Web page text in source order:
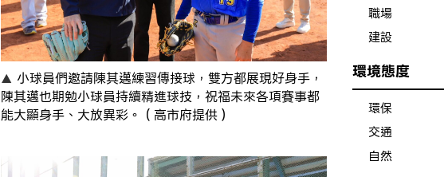
小球員們邀請陳其邁練習傳接球，雙方都展現好身手，
陳其邁也期勉小球員持續精進球技，祝福未來各項賽事都
能大顯身手、大放異彩。（高市府提供）
職場
建設
環境態度
環保
交通
自然